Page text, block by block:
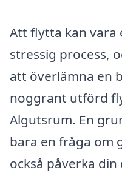
Att flytta kan vara
stressig process,
att överlämna en
noggrant utförd
Algutsrum. En
bara en fråga om
också påverka